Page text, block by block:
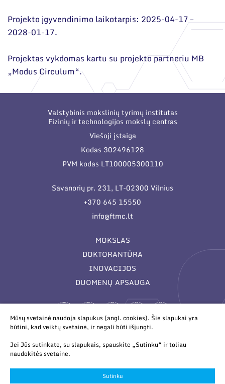
Projekto įgyvendinimo laikotarpis: 2025-04-17 –
2028-01-17.
Projektas vykdomas kartu su projekto partneriu MB
„Modus Circulum“.
Valstybinis mokslinių tyrimų institutas
Fizinių ir technologijos mokslų centras
Viešoji įstaiga
Kodas 302496128
PVM kodas LT100005300110
Savanorių pr. 231, LT-02300 Vilnius
+370 645 15550
info@ftmc.lt
MOKSLAS
DOKTORANTŪRA
INOVACIJOS
DUOMENŲ APSAUGA
© 2026 Valstybinis mokslinių tyrimų institutas Fizinių ir
technologijos mokslų centras. Duomenys kaupiami ir saugomi
Juridinių asmenų registre.
Mūsų svetainė naudoja slapukus (angl. cookies). Šie slapukai yra
būtini, kad veiktų svetainė, ir negali būti išjungti.
Jei Jūs sutinkate, su slapukais, spauskite „Sutinku“ ir toliau
naudokitės svetaine.
Sutinku